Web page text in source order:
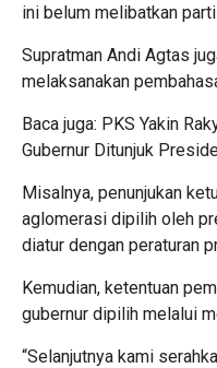
ini belum melibatkan
Supratman Andi Agtas
melaksanakan
Baca juga: PKS Yakin
Gubernur Ditunjuk
Misalnya, penunjukan
aglomerasi dipilih oleh
diatur dengan peraturan
Kemudian, ketentuan
gubernur dipilih melalui
“Selanjutnya kami